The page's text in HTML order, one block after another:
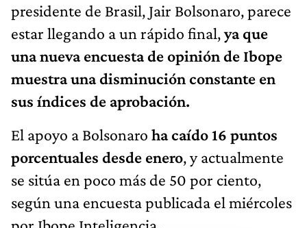
presidente de Brasil, Jair Bolsonaro, parece
estar llegando a un rápido final,ya que
una nueva encuesta de opinión de Ibope
muestra una disminución constante en
sus índices de aprobación.
El apoyo a Bolsonaro ha caído 16 puntos
porcentuales desde enero, y actualmente
se sitúa en poco más de 50 por ciento,
según una encuesta publicada el miércoles